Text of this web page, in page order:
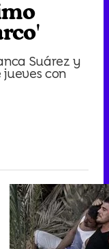
Suárez y
jueves con